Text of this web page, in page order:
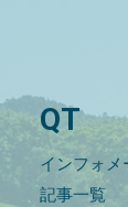
QT
インフォメ
記事一覧